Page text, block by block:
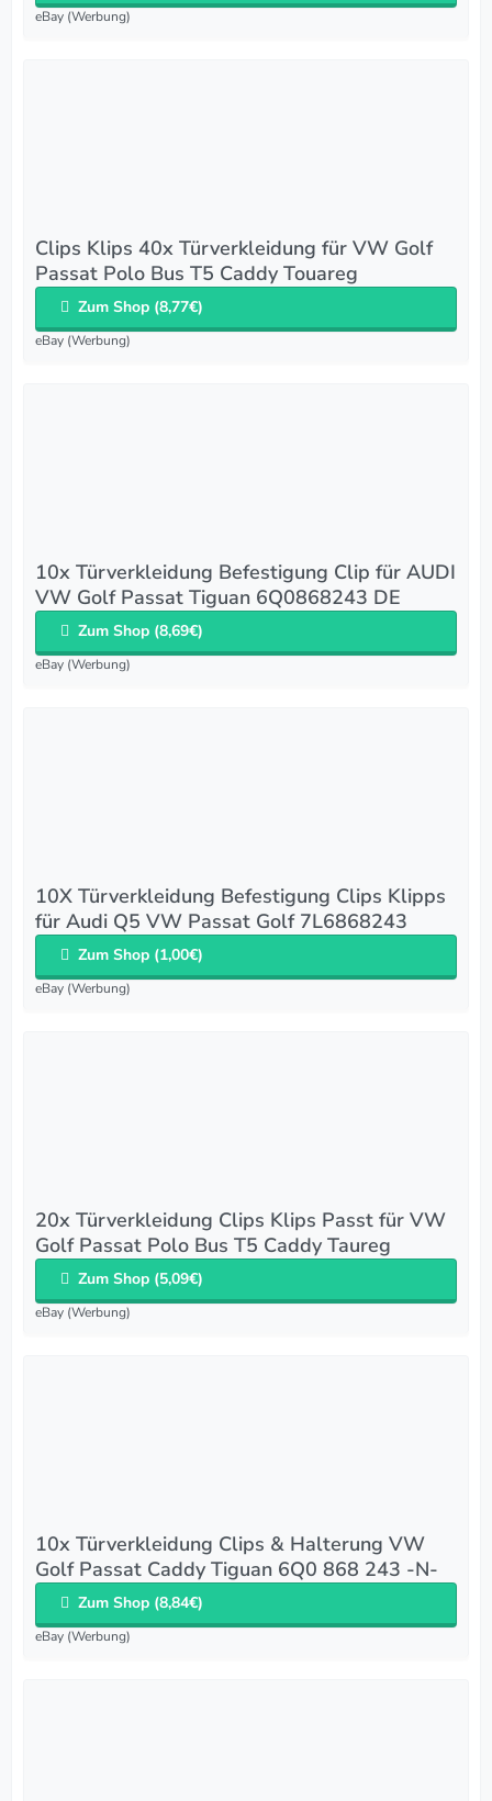
eBay (Werbung)
Clips Klips 40x Türverkleidung für VW Golf
Passat Polo Bus T5 Caddy Touareg
Zum Shop (8,77€)
eBay (Werbung)
10x Türverkleidung Befestigung Clip für AUDI
VW Golf Passat Tiguan 6Q0868243 DE
Zum Shop (8,69€)
eBay (Werbung)
10X Türverkleidung Befestigung Clips Klipps
für Audi Q5 VW Passat Golf 7L6868243
Zum Shop (1,00€)
eBay (Werbung)
20x Türverkleidung Clips Klips Passt für VW
Golf Passat Polo Bus T5 Caddy Taureg
Zum Shop (5,09€)
eBay (Werbung)
10x Türverkleidung Clips & Halterung VW
Golf Passat Caddy Tiguan 6Q0 868 243 -N-
Zum Shop (8,84€)
eBay (Werbung)